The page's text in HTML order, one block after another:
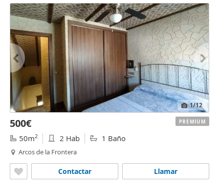
1/12
500€
50m2 2 Hab 1 Baño
Arcos de la Frontera
Llamar
Contactar
PREMIUM